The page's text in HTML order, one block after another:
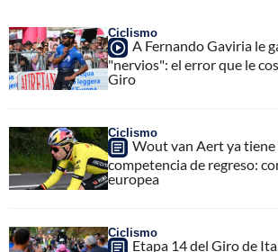
Ciclismo
A Fernando Gaviria le
"nervios": el error que le
Giro
Ciclismo
Wout van Aert ya tiene
competencia de regreso:
europea
Ciclismo
Etapa 14 del Giro de